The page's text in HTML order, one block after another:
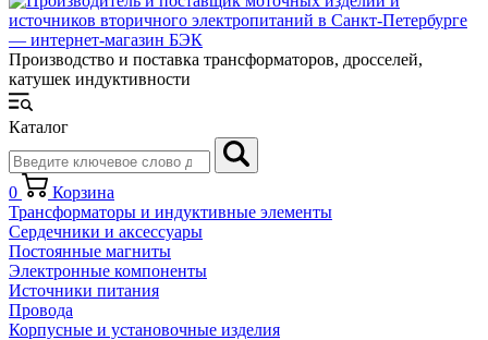
Производство и поставка трансформаторов, дросселей,
катушек индуктивности
Каталог
0
Корзина
Трансформаторы и индуктивные элементы
Сердечники и аксессуары
Постоянные магниты
Электронные компоненты
Источники питания
Провода
Корпусные и установочные изделия